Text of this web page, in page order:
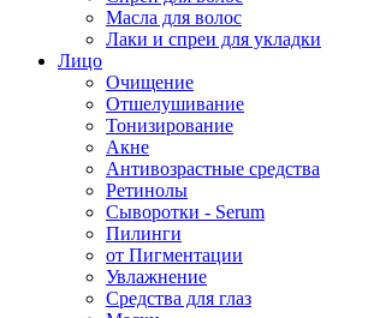
Масла для волос
Лаки и спреи для укладки
Лицо
Очищение
Отшелушивание
Тонизирование
Акне
Антивозрастные средства
Ретинолы
Сыворотки - Serum
Пилинги
от Пигментации
Увлажнение
Средства для глаз